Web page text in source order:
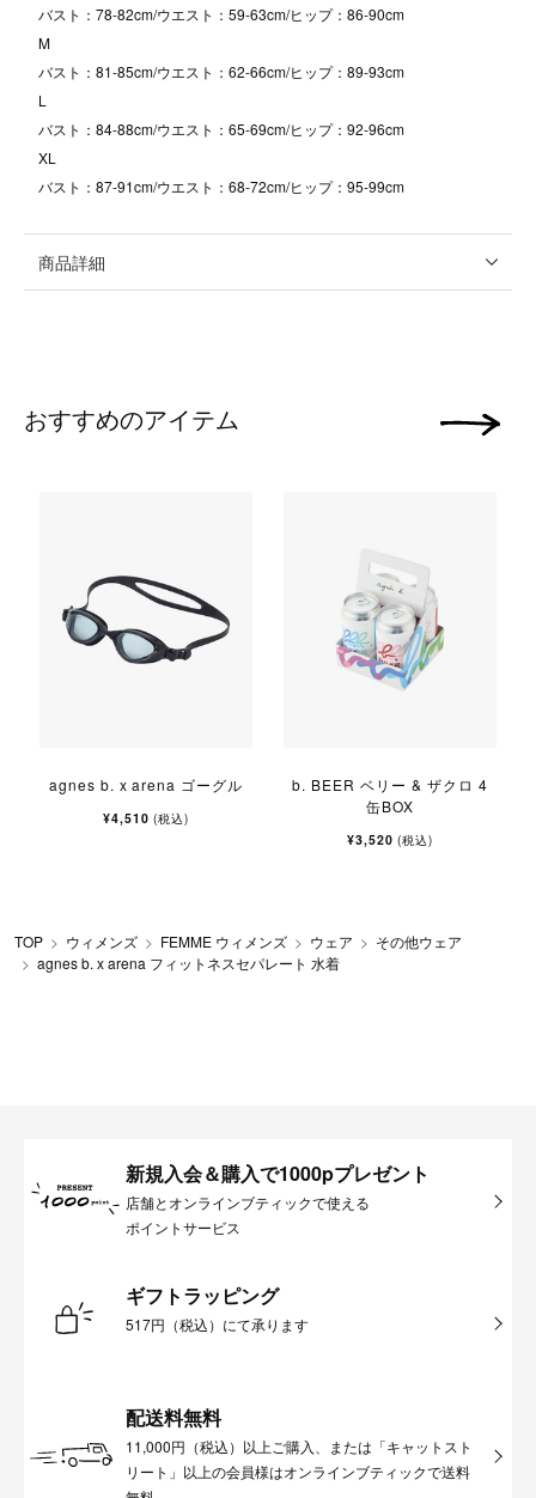
バスト：78-82cm/ウエスト：59-63cm/ヒップ：86-90cm
M
バスト：81-85cm/ウエスト：62-66cm/ヒップ：89-93cm
L
バスト：84-88cm/ウエスト：65-69cm/ヒップ：92-96cm
XL
バスト：87-91cm/ウエスト：68-72cm/ヒップ：95-99cm
商品詳細
おすすめのアイテム
agnes b. x arena ゴーグル
¥4,510(税込)
b. BEER ベリー & ザクロ 4
缶BOX
¥3,520(税込)
次の画像
TOP ウィメンズ FEMME ウィメンズ ウェア
その他ウェア
agnes b. x arena フィットネスセパレート 水着
新規入会＆購入で1000pプレゼント
店舗とオンラインブティックで使える
ポイントサービス
ギフトラッピング
517円（税込）にて承ります
配送料無料
11,000円（税込）以上ご購入、または「キャットスト
リート」以上の会員様はオンラインブティックで送料